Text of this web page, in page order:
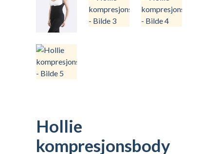
Hollie
kompresjonsbody